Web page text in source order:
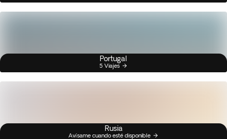
Portugal
5 Viajes
Rusia
Avísame cuando esté disponible